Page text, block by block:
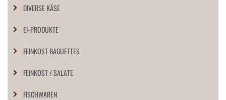
DIVERSE KÄSE
EI-PRODUKTE
FEINKOST BAGUETTES
FEINKOST / SALATE
FISCHWAREN